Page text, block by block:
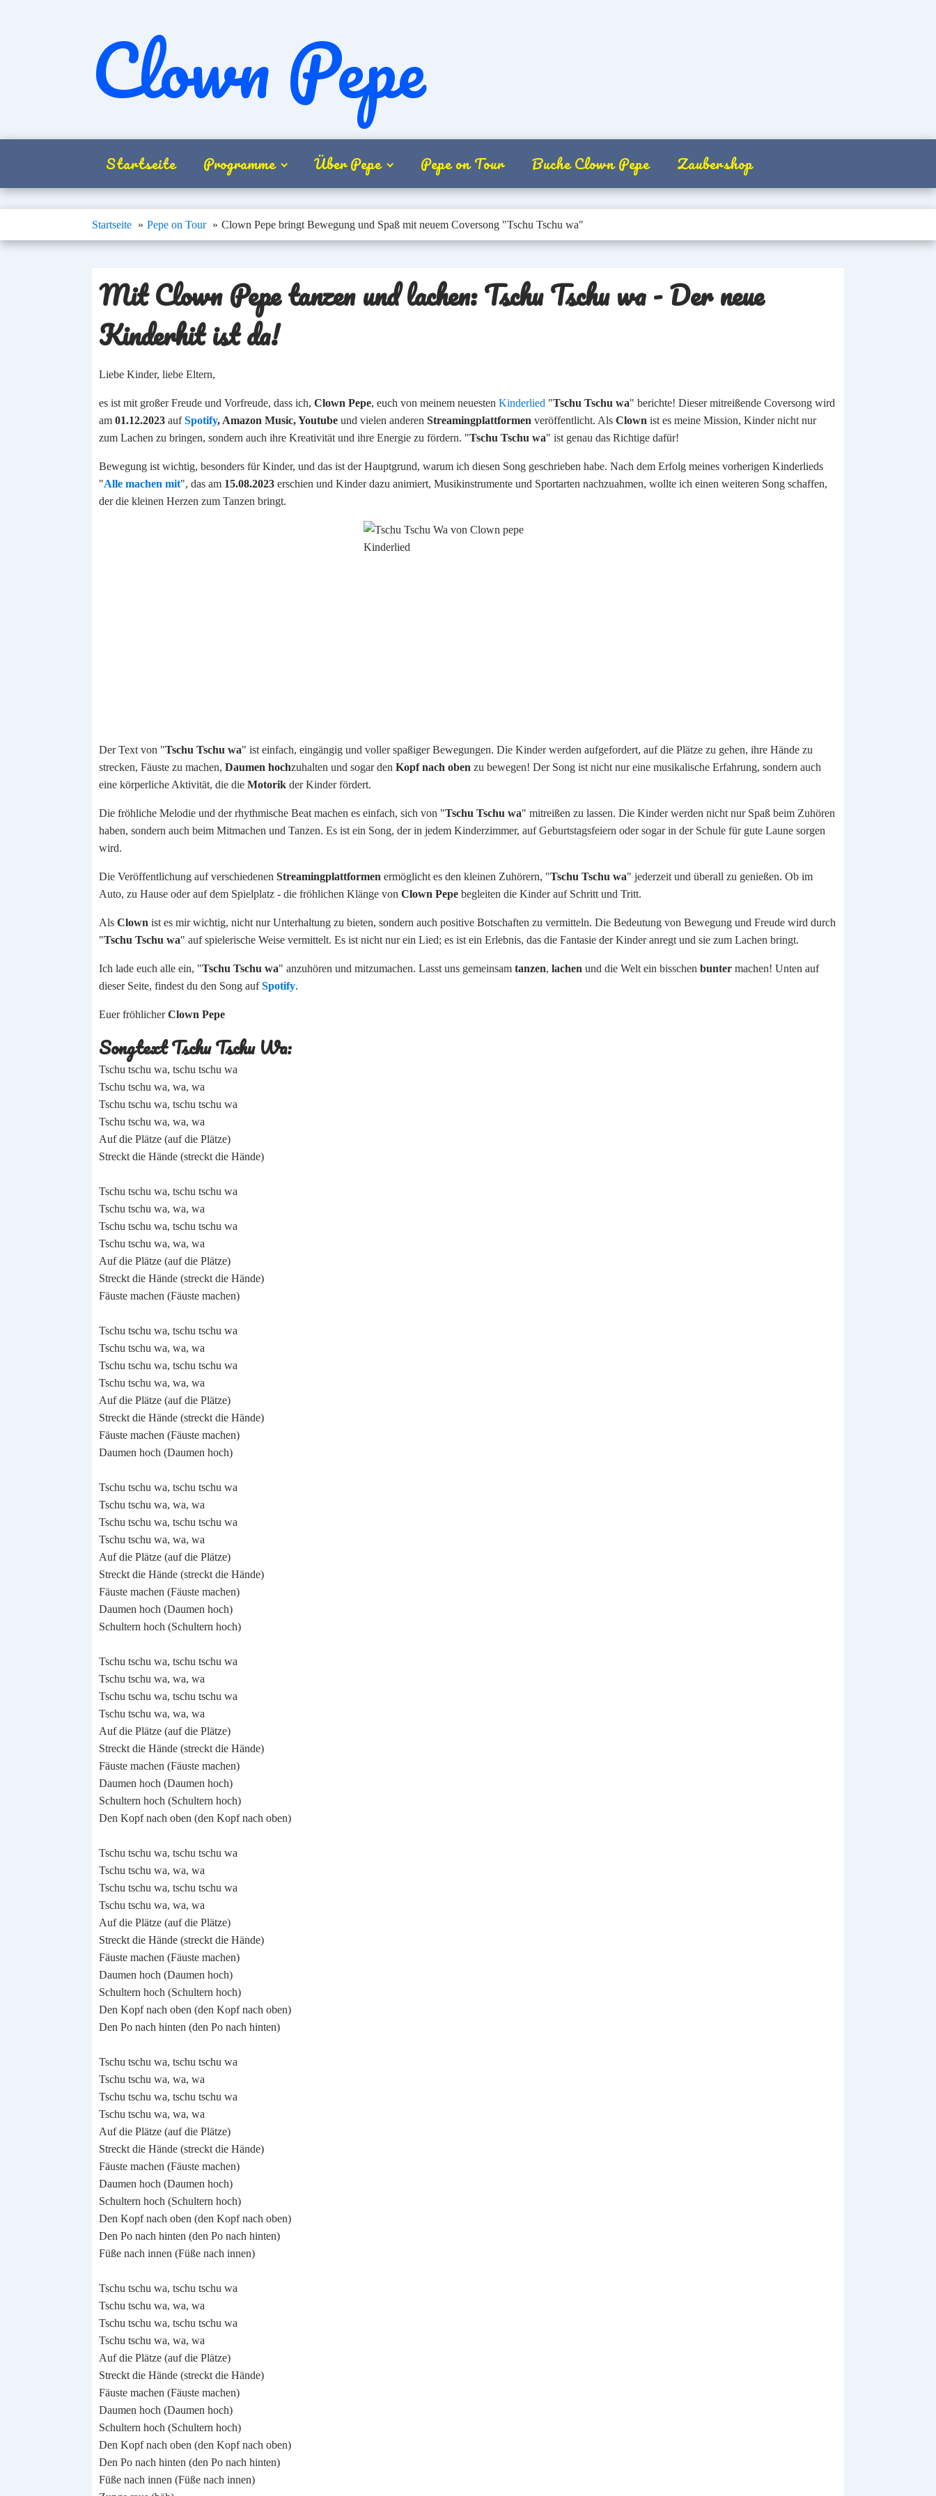
Clown Pepe
Startseite Programme Über Pepe Pepe on Tour Buche Clown Pepe Zaubershop
Startseite Pepe on Tour Clown Pepe bringt Bewegung und Spaß mit neuem Coversong "Tschu Tschu wa"
Mit Clown Pepe tanzen und lachen: Tschu Tschu wa - Der neue
Kinderhit ist da!
Liebe Kinder, liebe Eltern,
es ist mit großer Freude und Vorfreude, dass ich, Clown Pepe, euch von meinem neuesten Kinderlied "Tschu Tschu wa" berichte! Dieser mitreißende Coversong wird
am 01.12.2023 aufSpotify, Amazon Music, Youtube und vielen anderen Streamingplattformen veröffentlicht. Als Clown ist es meine Mission, Kinder nicht nur
zum Lachen zu bringen, sondern auch ihre Kreativität und ihre Energie zu fördern. "Tschu Tschu wa" ist genau das Richtige dafür!
Bewegung ist wichtig, besonders für Kinder, und das ist der Hauptgrund, warum ich diesen Song geschrieben habe. Nach dem Erfolg meines vorherigen Kinderlieds
"Alle machen mit", das am 15.08.2023 erschien und Kinder dazu animiert, Musikinstrumente und Sportarten nachzuahmen, wollte ich einen weiteren Song schaffen,
der die kleinen Herzen zum Tanzen bringt.
Der Text von "Tschu Tschu wa" ist einfach, eingängig und voller spaßiger Bewegungen. Die Kinder werden aufgefordert, auf die Plätze zu gehen, ihre Hände zu
strecken, Fäuste zu machen, Daumen hochzuhalten und sogar den Kopf nach oben zu bewegen! Der Song ist nicht nur eine musikalische Erfahrung, sondern auch
eine körperliche Aktivität, die die Motorik der Kinder fördert.
Die fröhliche Melodie und der rhythmische Beat machen es einfach, sich von "Tschu Tschu wa" mitreißen zu lassen. Die Kinder werden nicht nur Spaß beim Zuhören
haben, sondern auch beim Mitmachen und Tanzen. Es ist ein Song, der in jedem Kinderzimmer, auf Geburtstagsfeiern oder sogar in der Schule für gute Laune sorgen
wird.
Die Veröffentlichung auf verschiedenen Streamingplattformen ermöglicht es den kleinen Zuhörern, "Tschu Tschu wa" jederzeit und überall zu genießen. Ob im
Auto, zu Hause oder auf dem Spielplatz - die fröhlichen Klänge von Clown Pepe begleiten die Kinder auf Schritt und Tritt.
Als Clown ist es mir wichtig, nicht nur Unterhaltung zu bieten, sondern auch positive Botschaften zu vermitteln. Die Bedeutung von Bewegung und Freude wird durch
"Tschu Tschu wa" auf spielerische Weise vermittelt. Es ist nicht nur ein Lied; es ist ein Erlebnis, das die Fantasie der Kinder anregt und sie zum Lachen bringt.
Ich lade euch alle ein, "Tschu Tschu wa" anzuhören und mitzumachen. Lasst uns gemeinsam tanzen, lachen und die Welt ein bisschen bunter machen! Unten auf
dieser Seite, findest du den Song aufSpotify.
Euer fröhlicherClown Pepe
Songtext Tschu Tschu Wa:
Tschu tschu wa, tschu tschu wa
Tschu tschu wa, wa, wa
Tschu tschu wa, tschu tschu wa
Tschu tschu wa, wa, wa
Auf die Plätze (auf die Plätze)
Streckt die Hände (streckt die Hände)
Tschu tschu wa, tschu tschu wa
Tschu tschu wa, wa, wa
Tschu tschu wa, tschu tschu wa
Tschu tschu wa, wa, wa
Auf die Plätze (auf die Plätze)
Streckt die Hände (streckt die Hände)
Fäuste machen (Fäuste machen)
Tschu tschu wa, tschu tschu wa
Tschu tschu wa, wa, wa
Tschu tschu wa, tschu tschu wa
Tschu tschu wa, wa, wa
Auf die Plätze (auf die Plätze)
Streckt die Hände (streckt die Hände)
Fäuste machen (Fäuste machen)
Daumen hoch (Daumen hoch)
Tschu tschu wa, tschu tschu wa
Tschu tschu wa, wa, wa
Tschu tschu wa, tschu tschu wa
Tschu tschu wa, wa, wa
Auf die Plätze (auf die Plätze)
Streckt die Hände (streckt die Hände)
Fäuste machen (Fäuste machen)
Daumen hoch (Daumen hoch)
Schultern hoch (Schultern hoch)
Tschu tschu wa, tschu tschu wa
Tschu tschu wa, wa, wa
Tschu tschu wa, tschu tschu wa
Tschu tschu wa, wa, wa
Auf die Plätze (auf die Plätze)
Streckt die Hände (streckt die Hände)
Fäuste machen (Fäuste machen)
Daumen hoch (Daumen hoch)
Schultern hoch (Schultern hoch)
Den Kopf nach oben (den Kopf nach oben)
Tschu tschu wa, tschu tschu wa
Tschu tschu wa, wa, wa
Tschu tschu wa, tschu tschu wa
Tschu tschu wa, wa, wa
Auf die Plätze (auf die Plätze)
Streckt die Hände (streckt die Hände)
Fäuste machen (Fäuste machen)
Daumen hoch (Daumen hoch)
Schultern hoch (Schultern hoch)
Den Kopf nach oben (den Kopf nach oben)
Den Po nach hinten (den Po nach hinten)
Tschu tschu wa, tschu tschu wa
Tschu tschu wa, wa, wa
Tschu tschu wa, tschu tschu wa
Tschu tschu wa, wa, wa
Auf die Plätze (auf die Plätze)
Streckt die Hände (streckt die Hände)
Fäuste machen (Fäuste machen)
Daumen hoch (Daumen hoch)
Schultern hoch (Schultern hoch)
Den Kopf nach oben (den Kopf nach oben)
Den Po nach hinten (den Po nach hinten)
Füße nach innen (Füße nach innen)
Tschu tschu wa, tschu tschu wa
Tschu tschu wa, wa, wa
Tschu tschu wa, tschu tschu wa
Tschu tschu wa, wa, wa
Auf die Plätze (auf die Plätze)
Streckt die Hände (streckt die Hände)
Fäuste machen (Fäuste machen)
Daumen hoch (Daumen hoch)
Schultern hoch (Schultern hoch)
Den Kopf nach oben (den Kopf nach oben)
Den Po nach hinten (den Po nach hinten)
Füße nach innen (Füße nach innen)